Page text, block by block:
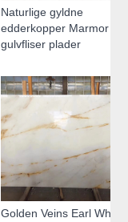
Naturlige gyldne
edderkopper Marmor
gulvfliser plader
Golden Veins Earl White